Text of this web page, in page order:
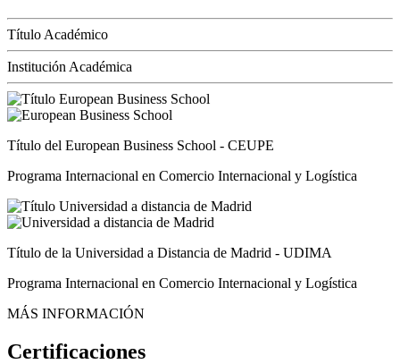
Título Académico
Institución Académica
Título del European Business School - CEUPE
Programa Internacional en Comercio Internacional y Logística
Título de la Universidad a Distancia de Madrid - UDIMA
Programa Internacional en Comercio Internacional y Logística
MÁS INFORMACIÓN
Certificaciones